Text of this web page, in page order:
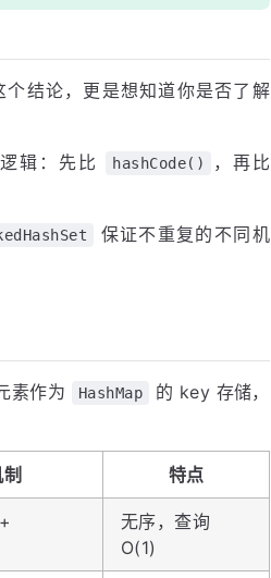
结论，更是想知道你是否了解
辑：先比 hashCode() ，再比
保证不重复的不同机
素作为 HashMap
的 key 存储，
特点
+
无序，查询
O(1)